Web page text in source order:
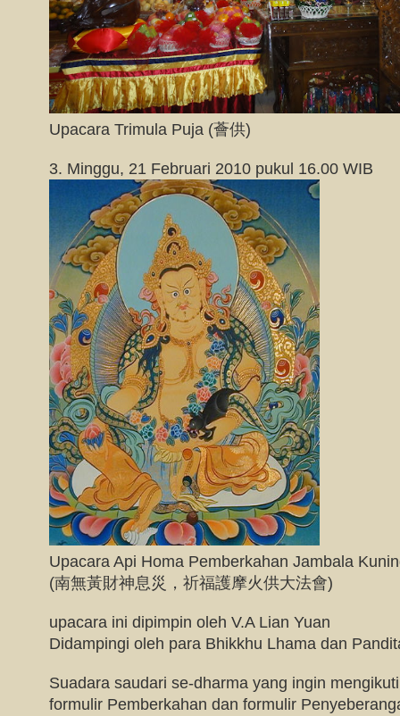
Upacara Trimula Puja (薈供)
3. Minggu, 21 Februari 2010 pukul 16.00 WIB
Upacara Api Homa Pemberkahan Jambala
(南無黃財神息災，祈福護摩火供大法會)
upacara ini dipimpin oleh V.A Lian Yuan
Didampingi oleh para Bhikkhu Lhama dan
Suadara saudari se-dharma yang ingin
formulir Pemberkahan dan formulir